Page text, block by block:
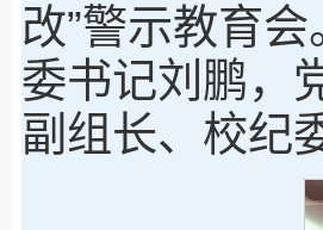
改”警示教育
委书记刘鹏，
副组长、校纪